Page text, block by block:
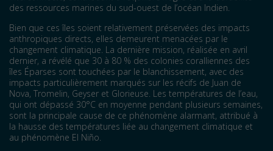
des ressources marines du sud-ouest de l’océan Indien.
Bien que ces îles soient relativement préservées des impacts
anthropiques directs, elles demeurent menacées par le
changement climatique. La dernière mission, réalisée en avril
dernier, a révélé que 30 à 80 % des colonies coralliennes des
îles Éparses sont touchées par le blanchissement, avec des
impacts particulièrement marqués sur les récifs de Juan de
Nova, Tromelin, Geyser et Glorieuse. Les températures de l’eau,
qui ont dépassé 30°C en moyenne pendant plusieurs semaines,
sont la principale cause de ce phénomène alarmant, attribué à
la hausse des températures liée au changement climatique et
au phénomène El Niño.